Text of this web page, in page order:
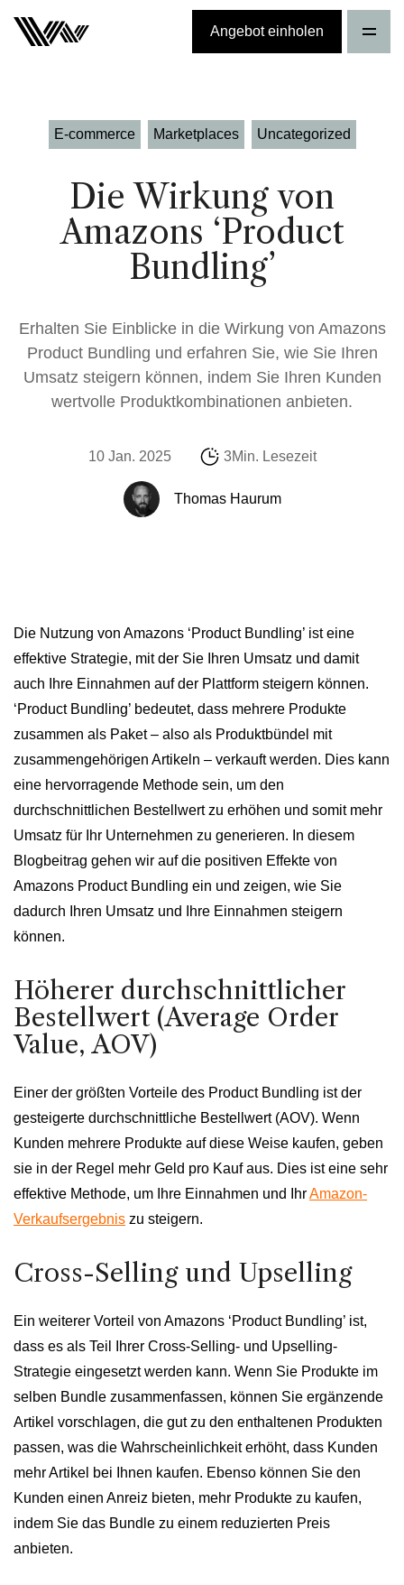
Angebot einholen
E-commerce Marketplaces Uncategorized
Die Wirkung von
Amazons ‘Product
Bundling’
Erhalten Sie Einblicke in die Wirkung von Amazons
Product Bundling und erfahren Sie, wie Sie Ihren
Umsatz steigern können, indem Sie Ihren Kunden
wertvolle Produktkombinationen anbieten.
10 Jan. 2025 3Min. Lesezeit
Thomas Haurum
Die Nutzung von Amazons ‘Product Bundling’ ist eine
effektive Strategie, mit der Sie Ihren Umsatz und damit
auch Ihre Einnahmen auf der Plattform steigern können.
‘Product Bundling’ bedeutet, dass mehrere Produkte
zusammen als Paket – also als Produktbündel mit
zusammengehörigen Artikeln – verkauft werden. Dies kann
eine hervorragende Methode sein, um den
durchschnittlichen Bestellwert zu erhöhen und somit mehr
Umsatz für Ihr Unternehmen zu generieren. In diesem
Blogbeitrag gehen wir auf die positiven Effekte von
Amazons Product Bundling ein und zeigen, wie Sie
dadurch Ihren Umsatz und Ihre Einnahmen steigern
können.
Höherer durchschnittlicher
Bestellwert (Average Order
Value, AOV)
Einer der größten Vorteile des Product Bundling ist der
gesteigerte durchschnittliche Bestellwert (AOV). Wenn
Kunden mehrere Produkte auf diese Weise kaufen, geben
sie in der Regel mehr Geld pro Kauf aus. Dies ist eine sehr
effektive Methode, um Ihre Einnahmen und IhrAmazon-
Verkaufsergebnis zu steigern.
Cross-Selling und Upselling
Ein weiterer Vorteil von Amazons ‘Product Bundling’ ist,
dass es als Teil Ihrer Cross-Selling- und Upselling-
Strategie eingesetzt werden kann. Wenn Sie Produkte im
selben Bundle zusammenfassen, können Sie ergänzende
Artikel vorschlagen, die gut zu den enthaltenen Produkten
passen, was die Wahrscheinlichkeit erhöht, dass Kunden
mehr Artikel bei Ihnen kaufen. Ebenso können Sie den
Kunden einen Anreiz bieten, mehr Produkte zu kaufen,
indem Sie das Bundle zu einem reduzierten Preis
anbieten.